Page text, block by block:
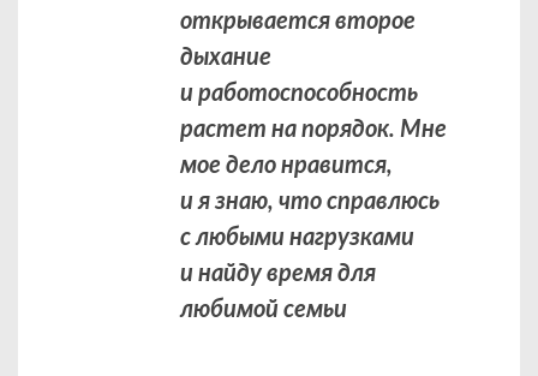
открывается второе
дыхание
и работоспособность
растет на порядок. Мне
мое дело нравится,
и я знаю, что справлюсь
с любыми нагрузками
и найду время для
любимой семьи